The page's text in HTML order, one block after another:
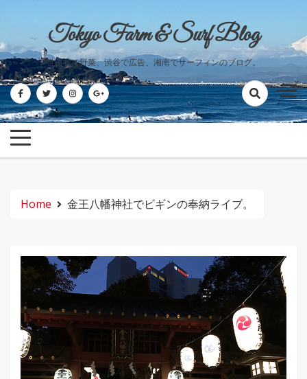
content
Tokyo Farm & Surf Blog
世田谷で野菜、渋谷で広告、湘南でサーフィンのブログ。
Home 金王八幡神社でビギンの奉納ライブ。